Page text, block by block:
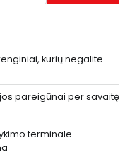
kurių negalite
pareigūnai per savaitę
terminale –